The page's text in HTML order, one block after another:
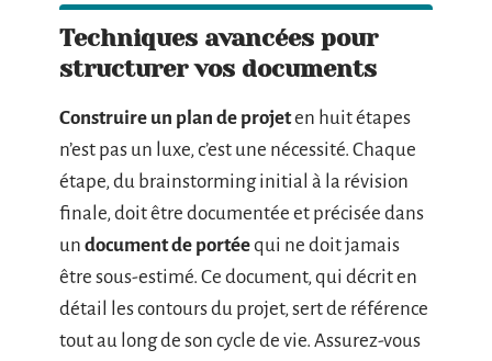
Techniques avancées pour
structurer vos documents
Construire un plan de projeten huit étapes
n’est pas un luxe, c’est une nécessité. Chaque
étape, du brainstorming initial à la révision
finale, doit être documentée et précisée dans
un document de portéequi ne doit jamais
être sous-estimé. Ce document, qui décrit en
détail les contours du projet, sert de référence
tout au long de son cycle de vie. Assurez-vous